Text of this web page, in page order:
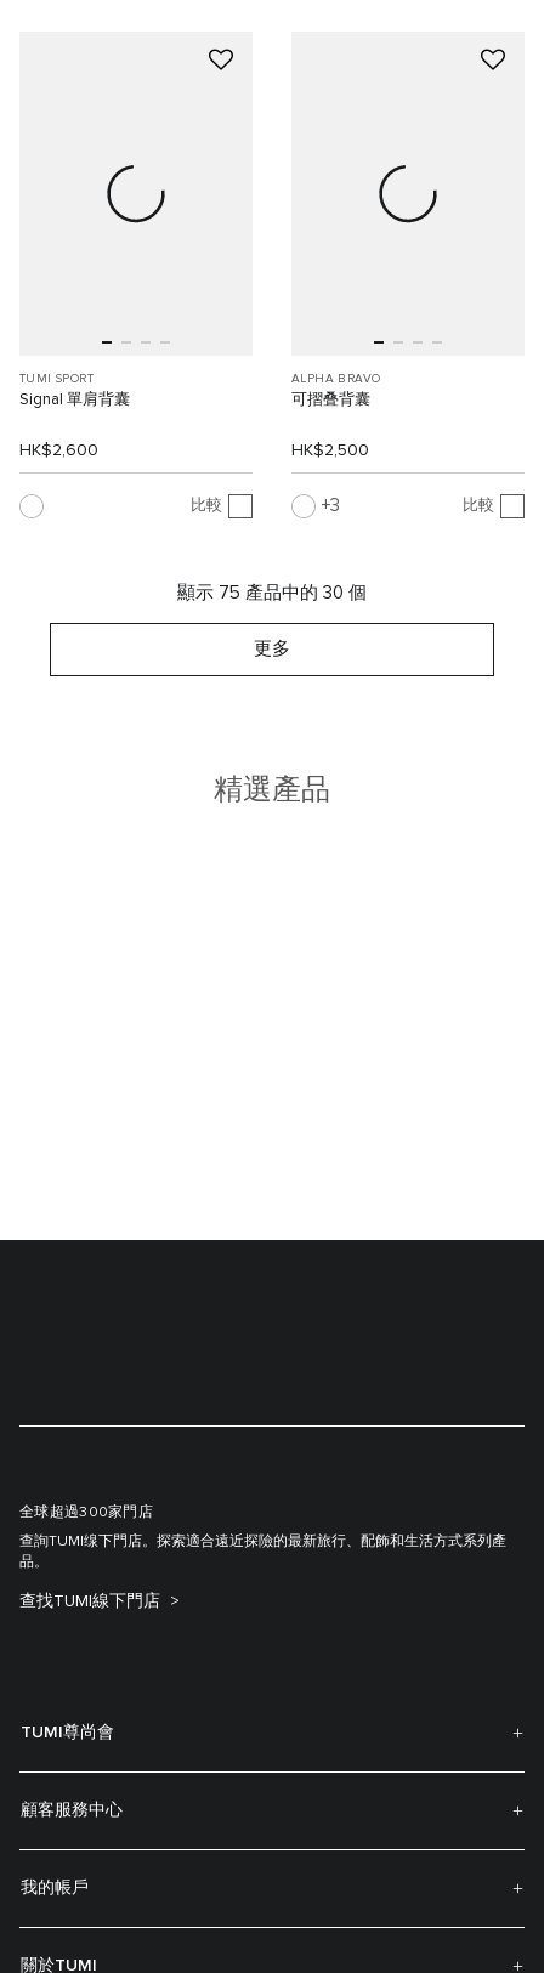
TUMI SPORT
Signal 單肩背囊
HK$2,600
比較
ALPHA BRAVO
可摺叠背囊
HK$2,500
3 比較
顯示 75 產品中的 30 個
更多
精選產品
全球超過300家門店
查詢TUMI缐下門店。探索適合遠近探險的最新旅行、配飾和生活方式系列產
品。
查找TUMI線下門店
TUMI尊尚會
顧客服務中心
我的帳戶
關於TUMI